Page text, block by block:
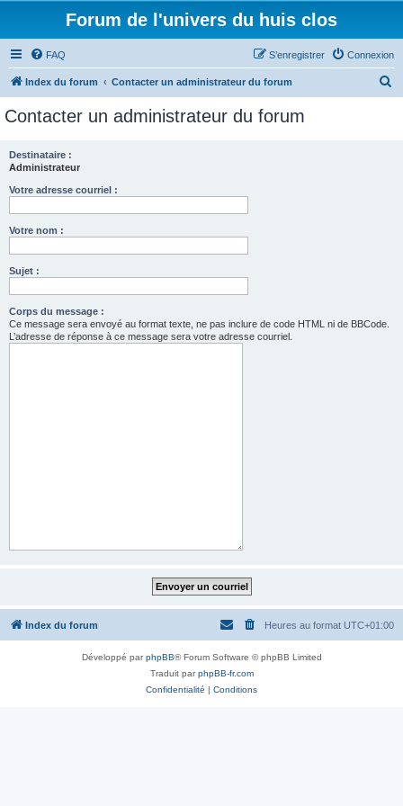
Forum de l'univers du huis clos
FAQ Connexion
S’enregistrer
Index du forum Contacter un administrateur du forum
Contacter un administrateur du forum
Destinataire :
Administrateur
Votre adresse courriel :
Votre nom :
Sujet :
Corps du message :
Ce message sera envoyé au format texte, ne pas inclure de code HTML ni de BBCode.
L’adresse de réponse à ce message sera votre adresse courriel.
Index du forum Heures au format UTC+01:00
Développé parphpBB® Forum Software © phpBB Limited
Traduit parphpBB-fr.com
Confidentialité | Conditions